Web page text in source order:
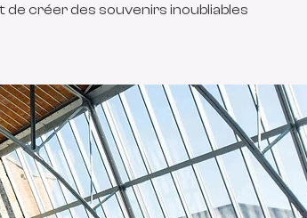
de créer des souvenirs inoubliables